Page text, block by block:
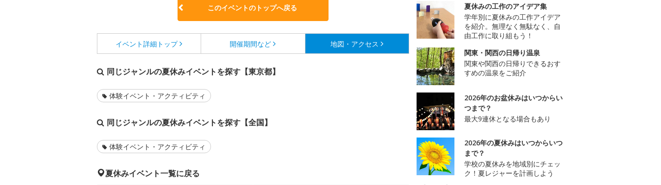
このイベントのトップへ戻る
イベント詳細 トップ 開催期間など 地図・アクセス
同じジャンルの夏休みイベントを探す【東京都】
体験イベント・アクティビティ
同じジャンルの夏休みイベントを探す【全国】
体験イベント・アクティビティ
夏休みイベント一覧に戻る
夏休みの工作のアイデア集
学年別に夏休みの工作アイデア
を紹介。無理なく無駄なく、自
由工作に取り組もう！
関東・関西の日帰り温泉
関東や関西の日帰りできるおす
すめの温泉をご紹介
2026年のお盆休みはいつからい
つまで？
最大9連休となる場合もあり
2026年の夏休みはいつからいつ
まで？
学校の夏休みを地域別にチェッ
ク！夏レジャーを計画しよう